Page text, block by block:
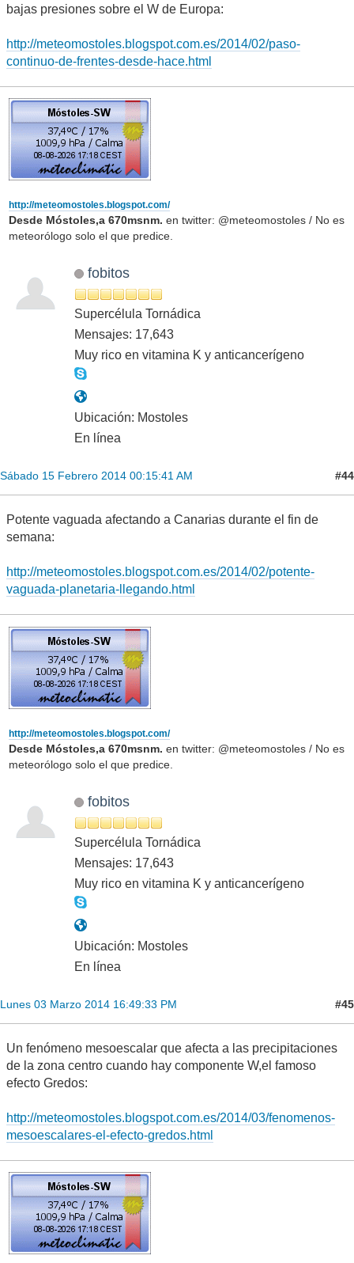
bajas presiones sobre el W de Europa:
http://meteomostoles.blogspot.com.es/2014/02/paso-
continuo-de-frentes-desde-hace.html
http://meteomostoles.blogspot.com/
Desde Móstoles,a 670msnm. en twitter: @meteomostoles / No es
meteorólogo solo el que predice.
fobitos
Supercélula Tornádica
Mensajes: 17,643
Muy rico en vitamina K y anticancerígeno
Ubicación: Mostoles
En línea
Sábado 15 Febrero 2014 00:15:41 AM #44
Potente vaguada afectando a Canarias durante el fin de
semana:
http://meteomostoles.blogspot.com.es/2014/02/potente-
vaguada-planetaria-llegando.html
http://meteomostoles.blogspot.com/
Desde Móstoles,a 670msnm. en twitter: @meteomostoles / No es
meteorólogo solo el que predice.
fobitos
Supercélula Tornádica
Mensajes: 17,643
Muy rico en vitamina K y anticancerígeno
Ubicación: Mostoles
En línea
Lunes 03 Marzo 2014 16:49:33 PM #45
Un fenómeno mesoescalar que afecta a las precipitaciones
de la zona centro cuando hay componente W,el famoso
efecto Gredos:
http://meteomostoles.blogspot.com.es/2014/03/fenomenos-
mesoescalares-el-efecto-gredos.html